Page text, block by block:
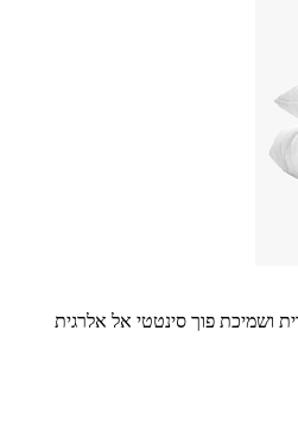
ושמיכת פוך סינטטי אל אלרגית